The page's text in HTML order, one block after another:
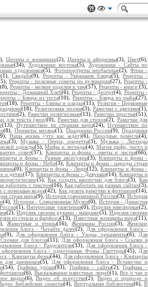
Цитаты о женщинах(2), Цитаты и афоризмы(3),Цвет(6),
(34),Художники востока(5),Художники - Сайты по
художников(5), Фотопортреты необычные(2), Флэш -
(1), Свадьба(9), Рецепты - Украшаем блюда(5),Рецепты -
Рецепты - полезные советы по кулинарии(27), Рецепты -
(8), Рецепты - мелкие изделия к чаю(57), Рецепты - книги(3),
- Домашний Хлеб(6),Рецепты - Десерт(4), Рецепты -
- Блюда из теста(10), Рецепты - Блюда из рыбы(27),
(18),Рецепты - блины и оладьи(11), Религия - Церковные
(18),Религиозная поэзия(3), Рамочки с цветами(1),
(2),Рамочки религиозные(13),Рамочки простые(51),
для текста (мои)(0), Рамочки для стихов(2), Рамочки для
(13), Путешествие по странам мира(24),Путешествие по
(8), Приметы месяца(1), Праздники России(9),Праздники
Наша жизнь (что нас ждет)(6), Народные ремесла(4),
(3),Музыка - Опера, оперетта(3), Музыка - Легенды
одежды(5),Мифы и легенды(4), Магия цифр, чисел и
совет(37), Клипарты и фоны - цветы и листья(66),
и фоны - Разные аксесуары(3), Клипарты и фоны -
и фоны - Небо(3), Клипарты и фоны - народы стран
(0),Клипарты и фоны - Люди(12),Клипарты и фоны -
о детях(17),Клипарты и фоны - Девушки(14),Клипарты и
(5), Как создать кнопочки для блога(3),Как
работать с текстом(16),Как работать на разных сайтах(3),
с помошью кодов(42), Как делать рамочки в фотошопе(14),
стран мира(9), История современной России(3), История
(4), История - Современные Музеи(0), История - Династия
(1),Интересные увлечения(0),Изделия ювелирные(2),
(2),Изделия своими руками - макраме(5), Изделия своими
из стекла и фарфора(13), Известные женщины мира(11),
Животные и птицы(16), Женщины России(3), Женские
блога - Читайте далее(2), Для оформления блога -
(9), Для оформления блога - Узоры, орнаменты(6), Для
для блогов(11),
Для оформления блога - Ссылки в
блога - Разделители(33), Для оформления блога -
блога - однотонные Фоны, Глиттеры(45), Для
- Клипарты фоны(44),
Для оформления блога - Клипарты
для дневников(5), Для оформления блога - Вставочки и
(54),Графика уроки(93), Графика - сайты(2),Графика -
(6), Высказывание известных людей(1),Все о чае и
видио(6),Видео об искусстве(2),Видео о природе и
Библейские сюжеты(4),Вертуальная библиотека(6),В